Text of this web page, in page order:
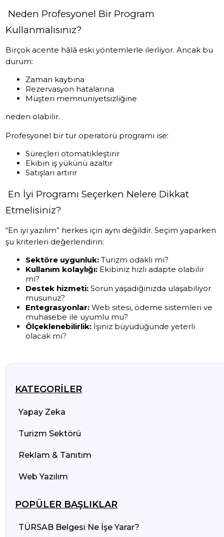
Neden Profesyonel Bir Program
Kullanmalısınız?
Birçok acente hâlâ eski yöntemlerle ilerliyor. Ancak bu
durum:
Zaman kaybına
Rezervasyon hatalarına
Müşteri memnuniyetsizliğine
neden olabilir.
Profesyonel bir tur operatörü programı ise:
Süreçleri otomatikleştirir
Ekibin iş yükünü azaltır
Satışları artırır
En İyi Programı Seçerken Nelere Dikkat
Etmelisiniz?
“En iyi yazılım” herkes için aynı değildir. Seçim yaparken
şu kriterleri değerlendirin:
Sektöre uygunluk: Turizm odaklı mı?
Kullanım kolaylığı: Ekibiniz hızlı adapte olabilir
mi?
Destek hizmeti: Sorun yaşadığınızda ulaşabiliyor
musunuz?
Entegrasyonlar: Web sitesi, ödeme sistemleri ve
muhasebe ile uyumlu mu?
Ölçeklenebilirlik: İşiniz büyüdüğünde yeterli
olacak mı?
KATEGORILER
Yapay Zeka
Turizm Sektörü
Reklam & Tanıtım
Web Yazılım
POPÜLER BAŞLIKLAR
TÜRSAB Belgesi Ne İşe Yarar?